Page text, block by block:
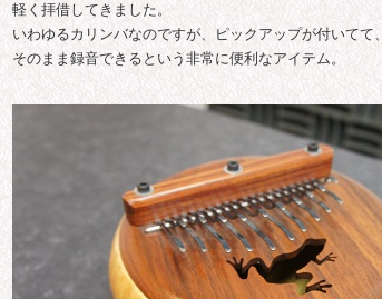
軽く拝借してきました。
いわゆるカリンバなのですが、ピックアップが付いてて、
そのまま録音できるという非常に便利なアイテム。